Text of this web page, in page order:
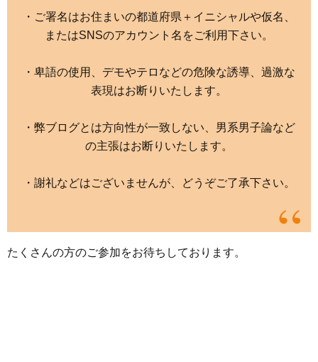
・ご署名はお住まいの都道府県＋イニシャルや仮名、
またはSNSのアカウント名をご利用下さい。
・卑語の使用、デモやテロなどの危険な誘導、過激な
表現はお断りいたします。
・弊ブログとは方向性が一致しない、男系男子論など
の主張はお断りいたします。
・謝礼などはございませんが、どうぞご了承下さい。
たくさんの方のご参加をお待ちしております。